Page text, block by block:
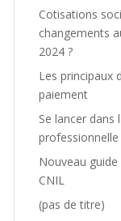
Cotisations
changements
2024 ?
Les principaux
paiement
Se lancer
professionnelle
Nouveau guide
CNIL
(pas de titre)